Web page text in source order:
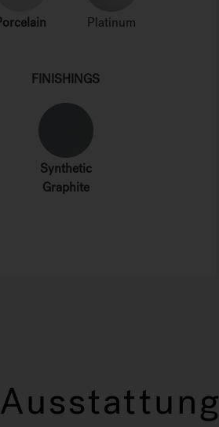
Ausstattung